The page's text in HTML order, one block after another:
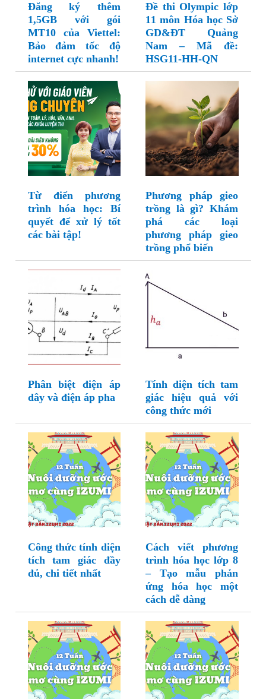
Đăng ký thêm
1,5GB với gói
MT10 của Viettel:
Bảo đảm tốc độ
internet cực nhanh!
Đề thi Olympic lớp
11 môn Hóa học Sở
GD&ĐT Quảng
Nam – Mã đề:
HSG11-HH-QN
Từ điển phương
trình hóa học: Bí
quyết để xử lý tốt
các bài tập!
Phương pháp gieo
trồng là gì? Khám
phá các loại
phương pháp gieo
trồng phổ biến
Phân biệt điện áp
dây và điện áp pha
Tính diện tích tam
giác hiệu quả với
công thức mới
Công thức tính diện
tích tam giác đầy
đủ, chi tiết nhất
Cách viết phương
trình hóa học lớp 8
– Tạo mẫu phản
ứng hóa học một
cách dễ dàng